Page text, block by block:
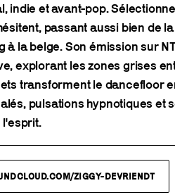
indie et avant-pop.
passant aussi bien de
à la belge. Son émission sur
explorant les zones grises
transforment le dancefloor
pulsations hypnotiques et
l'esprit.
ZIGGY-DEVRIENDT